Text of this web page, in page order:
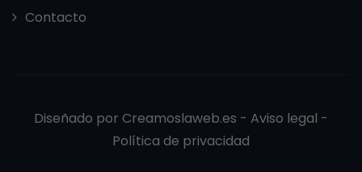
Contacto
Diseñado por Creamoslaweb.es - Aviso legal -
Política de privacidad